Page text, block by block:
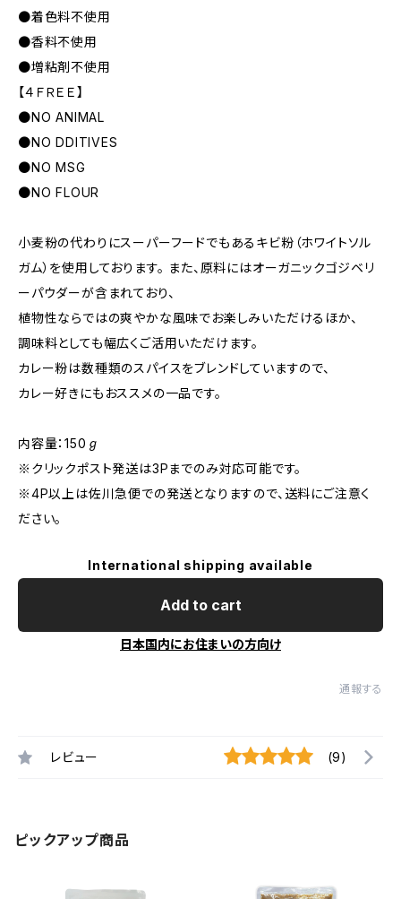
●着色料不使用
●香料不使用
●増粘剤不使用
【４ＦＲＥＥ】
●NO ANIMAL
●NO DDITIVES
●NO MSG
●NO FLOUR
小麦粉の代わりにスーパーフードでもあるキビ粉（ホワイトソル
ガム）を使用しております。 また、原料にはオーガニックゴジベリ
ーパウダーが含まれており、
植物性ならではの爽やかな風味でお楽しみいただけるほか、
調味料としても幅広くご活用いただけます。
カレー粉は数種類のスパイスをブレンドしていますので、
カレー好きにもおススメの一品です。
内容量：150ℊ
※クリックポスト発送は3Pまでのみ対応可能です。
※4P以上は佐川急便での発送となりますので、送料にご注意く
ださい。
International shipping available
Add to cart
日本国内にお住まいの方向け
通報する
レビュー (9)
ピックアップ商品